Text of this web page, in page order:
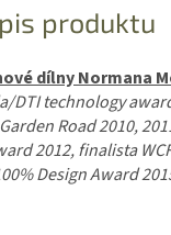
produktu
dílny Normana
DTI technology
Road 2010,
2012, finalista
Design Award